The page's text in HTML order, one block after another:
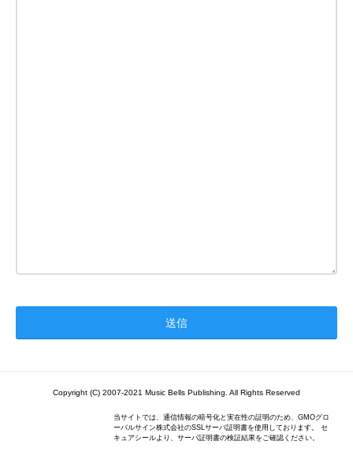
Copyright (C) 2007-2021 Music Bells Publishing. All Rights Reserved
当サイトでは、通信情報の暗号化と実在性の証明のため、GMOグロ
ーバルサイン株式会社のSSLサーバ証明書を使用しております。 セ
キュアシールより、サーバ証明書の検証結果をご確認ください。